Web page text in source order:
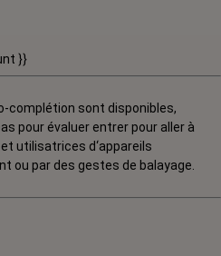
}}
complétion sont disponibles,
pour évaluer entrer pour aller à
utilisatrices d‘appareils
ou par des gestes de balayage.